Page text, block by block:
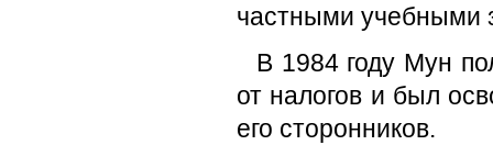
частными учебными
В 1984 году Мун
от налогов и был
его сторонников.